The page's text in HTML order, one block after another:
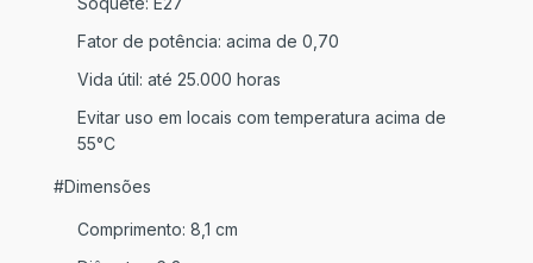
Fator de potência: acima de 0,70
Vida útil: até 25.000 horas
Evitar uso em locais com temperatura acima de
55°C
#Dimensões
Comprimento: 8,1 cm